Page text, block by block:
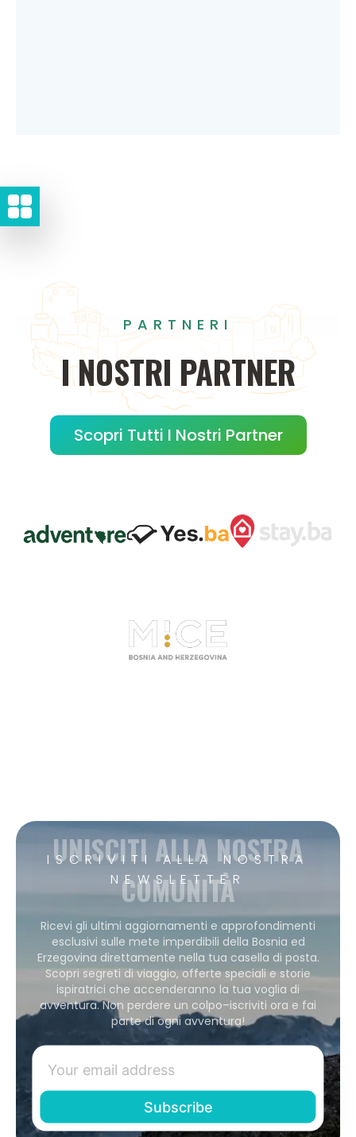
PARTNERI
INOSTRI PARTNER
Scopri Tutti I Nostri Partner
ISCRIVITI ALLA NOSTRA
NEWSLETTER
UNISCITI ALLA NOSTRA
COMUNITÀ
Ricevi gli ultimi aggiornamenti e approfondimenti
esclusivi sulle mete imperdibili della Bosnia ed
Erzegovina direttamente nella tua casella di posta.
Scopri segreti di viaggio, offerte speciali e storie
ispiratrici che accenderanno la tua voglia di
avventura. Non perdere un colpo–iscriviti ora e fai
parte di ogni avventura!